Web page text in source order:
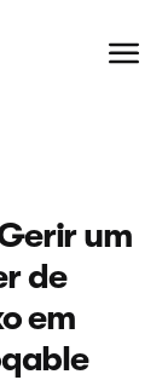
um
de
em